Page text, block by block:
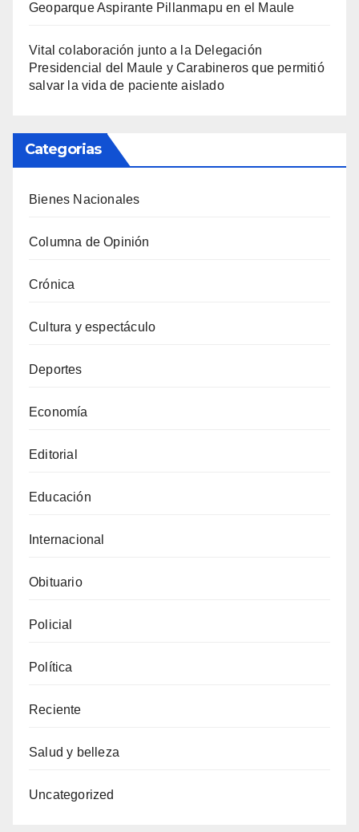
Geoparque Aspirante Pillanmapu en el Maule
Vital colaboración junto a la Delegación
Presidencial del Maule y Carabineros que permitió
salvar la vida de paciente aislado
Categorias
Bienes Nacionales
Columna de Opinión
Crónica
Cultura y espectáculo
Deportes
Economía
Editorial
Educación
Internacional
Obituario
Policial
Política
Reciente
Salud y belleza
Uncategorized